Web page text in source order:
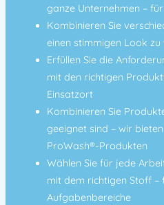
ganze Unternehmen –
Kombinieren Sie
einen stimmigen Look zu
Erfüllen Sie die
mit den richtigen
Einsatzort
Kombinieren Sie
geeignet sind – wir
ProWash®-Produkten
Wählen Sie für jede
mit dem richtigen Stoff –
Aufgabenbereiche